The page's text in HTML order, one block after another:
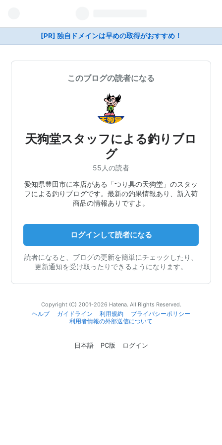
[PR] 独自ドメインは早めの取得がおすすめ！
このブログの読者になる
天狗堂スタッフによる釣りブロ
グ
55人の読者
愛知県豊田市に本店がある「つり具の天狗堂」のスタッ
フによる釣りブログです。最新の釣果情報あり、新入荷
商品の情報ありですよ。
ログインして読者になる
読者になると、ブログの更新を簡単にチェックしたり、
更新通知を受け取ったりできるようになります。
Copyright (C) 2001-2026 Hatena. All Rights Reserved.
ヘルプ
ガイドライン 利用規約
プライバシーポリシー
利用者情報の外部送信について
日本語 PC版 ログイン